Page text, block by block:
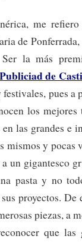
me
de Ponferrada,
la más
de
pues a
los mejores
las grandes e
mismos y pocas
un gigantesco
pasta y no
proyectos. De
piezas, a
que las